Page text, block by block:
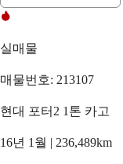
실매물
매물번호: 213107
현대 포터2 1톤 카고
16년 1월 | 236,489km